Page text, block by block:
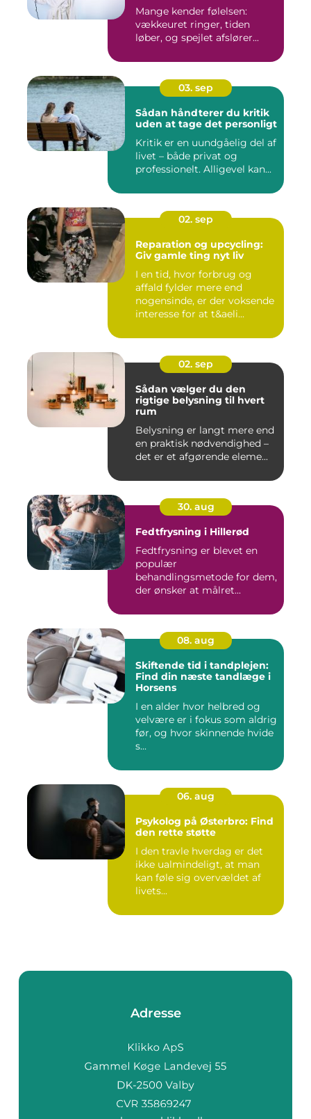
Mange kender følelsen:
vækkeuret ringer, tiden
løber, og spejlet afslører...
03. sep
Sådan håndterer du kritik
uden at tage det personligt
Kritik er en uundgåelig del af
livet – både privat og
professionelt. Alligevel kan...
02. sep
Reparation og upcycling:
Giv gamle ting nyt liv
I en tid, hvor forbrug og
affald fylder mere end
nogensinde, er der voksende
interesse for at t&aeli...
02. sep
Sådan vælger du den
rigtige belysning til hvert
rum
Belysning er langt mere end
en praktisk nødvendighed –
det er et afgørende eleme...
30. aug
Fedtfrysning i Hillerød
Fedtfrysning er blevet en
populær
behandlingsmetode for dem,
der ønsker at målret...
08. aug
Skiftende tid i tandplejen:
Find din næste tandlæge i
Horsens
I en alder hvor helbred og
velvære er i fokus som aldrig
før, og hvor skinnende hvide
s...
06. aug
Psykolog på Østerbro: Find
den rette støtte
I den travle hverdag er det
ikke ualmindeligt, at man
kan føle sig overvældet af
livets...
Adresse